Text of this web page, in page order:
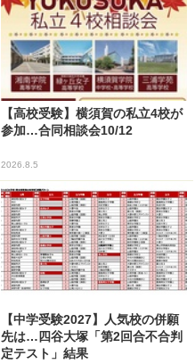
【高校受験】横須賀の私立4校が
参加…合同相談会10/12
2026.8.5
【中学受験2027】人気校の併願
先は…四谷大塚「第2回合不合判
定テスト」結果